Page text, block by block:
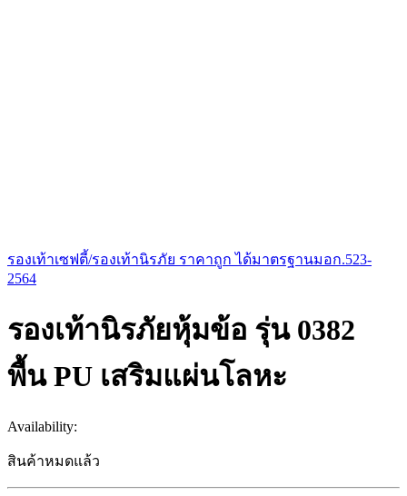
รองเท้าเซฟตี้/รองเท้านิรภัย ราคาถูก ได้มาตรฐานมอก.523-
2564
รองเท้านิรภัยหุ้มข้อ รุ่น 0382
พื้น PU เสริมแผ่นโลหะ
Availability:
สินค้าหมดแล้ว